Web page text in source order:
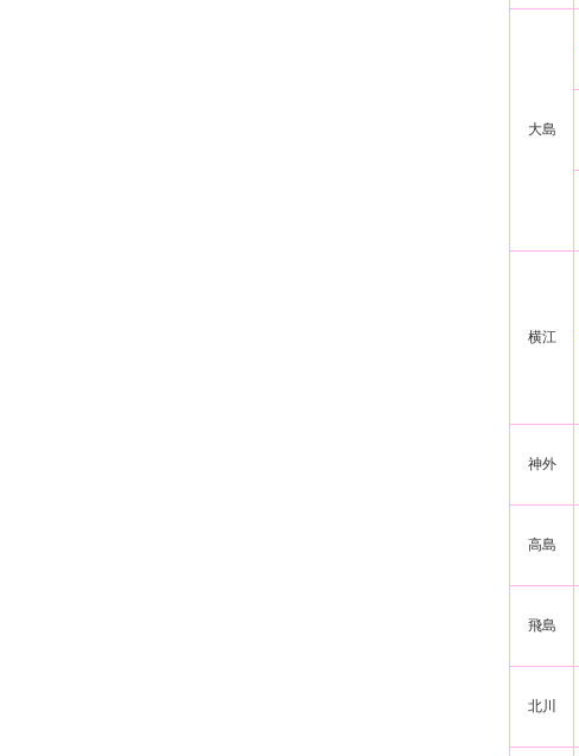
大島
横江
神外
高島
飛島
北川